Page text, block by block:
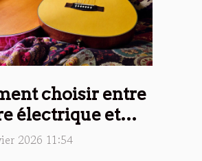
choisir entre
électrique et
débutants ?
2026 11:54